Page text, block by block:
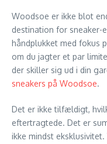
Woodsoe er ikke blot
destination for sneaker-
håndplukket med fokus
om du jagter et par
der skiller sig ud i din
sneakers på Woodsoe.
Det er ikke tilfældigt,
eftertragtede. Det er
ikke mindst